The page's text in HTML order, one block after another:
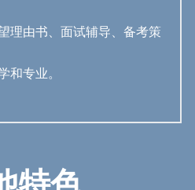
理由书、面试辅导、备考策
和专业。
特色